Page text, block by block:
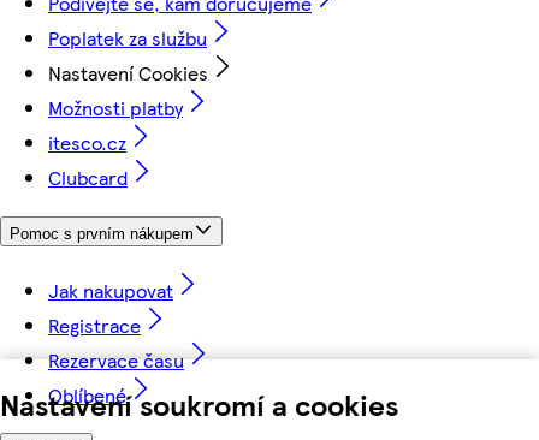
Nastavení soukromí a cookies
Poplatek za službu
Nastavení Cookies
Možnosti platby
itesco.cz
Clubcard
Pomoc s prvním nákupem
Jak nakupovat
Registrace
Rezervace času
Oblíbené